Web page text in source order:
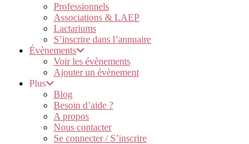
Professionnels
Associations & LAEP
Lactariums
S’inscrire dans l’annuaire
Évènements
Voir les évènements
Ajouter un évènement
Plus
Blog
Besoin d’aide ?
A propos
Nous contacter
Se connecter / S’inscrire